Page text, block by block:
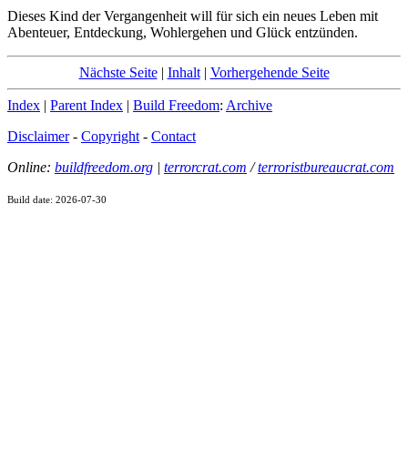
Dieses Kind der Vergangenheit will für sich ein neues Leben mit
Abenteuer, Entdeckung, Wohlergehen und Glück entzünden.
Nächste Seite| Inhalt| Vorhergehende Seite
Index | Parent Index | Build Freedom: Archive
Disclaimer- Copyright - Contact
Online: buildfreedom.org | terrorcrat.com /terroristbureaucrat.com
Build date: 2026-07-30